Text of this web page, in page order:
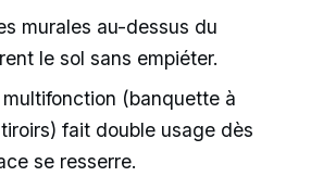
murales au-dessus du
le sol sans empiéter.
(banquette à
fait double usage dès
se resserre.